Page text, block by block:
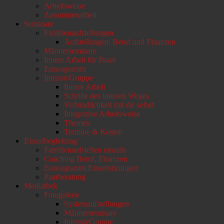
Arbeitsweise
Zusammenarbeit
Seminare
Familienaufstellungen
Aufstellungen: Beruf und Finanzen
Männerseminare
Innere Arbeit für Paare
Enneagramm
IntensivGruppe
Innere Arbeit
Schritte des inneren Weges
Verbindlichkeit mit dir selbst
Integrative Arbeitsweise
Themen
Termine & Kosten
Einzelbegleitung
Familienaufstellen einzeln
Coaching Beruf, Finanzen
Enneagramm Einzelsitzungen
Paarberatung
Mediathek
Fotogalerie
Systemaufstellungen
Männerseminare
IntensivGruppe